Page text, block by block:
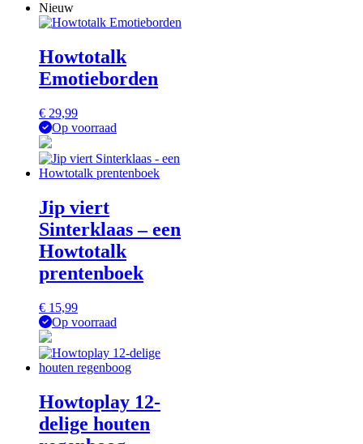
Nieuw
Howtotalk
Emotieborden
€ 29,99
Op voorraad
Jip viert
Sinterklaas – een
Howtotalk
prentenboek
€ 15,99
Op voorraad
Howtoplay 12-
delige houten